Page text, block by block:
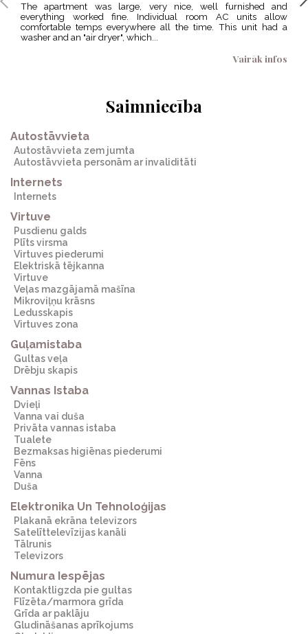
The apartment was large, very nice, well furnished and
everything worked fine. Individual room AC units allow
comfortable temps everywhere all the time. This unit had a
washer and an "air dryer", which...
vairāk infos
Saimniecība
Autostāvvieta
Autostāvvieta zem jumta
Autostāvvieta personām ar invaliditāti
Internets
Internets
Virtuve
Pusdienu galds
Plīts virsma
Virtuves piederumi
Elektriskā tējkanna
Virtuve
Veļas mazgājamā mašīna
Mikroviļņu krāsns
Ledusskapis
Virtuves zona
Guļamistaba
Gultas veļa
Drēbju skapis
Vannas Istaba
Dvieļi
Vanna vai duša
Privāta vannas istaba
Tualete
Bezmaksas higiēnas piederumi
Fēns
Vanna
Duša
Elektronika Un Tehnoloģijas
Plakanā ekrāna televizors
Satelīttelevīzijas kanāli
Tālrunis
Televizors
Numura Iespējas
Kontaktligzda pie gultas
Flīzēta/marmora grīda
Grīda ar paklāju
Gludināšanas aprīkojums